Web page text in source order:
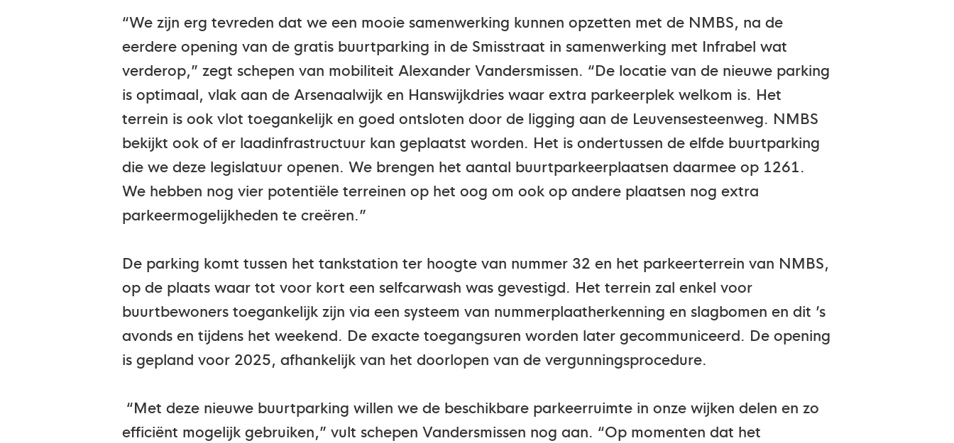
“We zijn erg tevreden dat we een mooie samenwerking kunnen opzetten met de NMBS, na de
eerdere opening van de gratis buurtparking in de Smisstraat in samenwerking met Infrabel wat
verderop,” zegt schepen van mobiliteit Alexander Vandersmissen. “De locatie van de nieuwe parking
is optimaal, vlak aan de Arsenaalwijk en Hanswijkdries waar extra parkeerplek welkom is. Het
terrein is ook vlot toegankelijk en goed ontsloten door de ligging aan de Leuvensesteenweg. NMBS
bekijkt ook of er laadinfrastructuur kan geplaatst worden. Het is ondertussen de elfde buurtparking
die we deze legislatuur openen. We brengen het aantal buurtparkeerplaatsen daarmee op 1261.
We hebben nog vier potentiële terreinen op het oog om ook op andere plaatsen nog extra
parkeermogelijkheden te creëren.”
De parking komt tussen het tankstation ter hoogte van nummer 32 en het parkeerterrein van NMBS,
op de plaats waar tot voor kort een selfcarwash was gevestigd. Het terrein zal enkel voor
buurtbewoners toegankelijk zijn via een systeem van nummerplaatherkenning en slagbomen en dit ’s
avonds en tijdens het weekend. De exacte toegangsuren worden later gecommuniceerd. De opening
is gepland voor 2025, afhankelijk van het doorlopen van de vergunningsprocedure.
“Met deze nieuwe buurtparking willen we de beschikbare parkeerruimte in onze wijken delen en zo
efficiënt mogelijk gebruiken,” vult schepen Vandersmissen nog aan. “Op momenten dat het